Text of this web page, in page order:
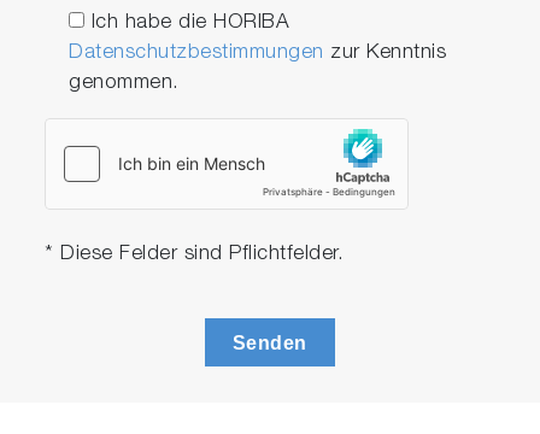
Ich habe die HORIBA
Datenschutzbestimmungen zur Kenntnis
genommen.
* Diese Felder sind Pflichtfelder.
Senden